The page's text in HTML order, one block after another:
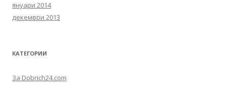
януари 2014
декември 2013
КАТЕГОРИИ
За Dobrich24.com